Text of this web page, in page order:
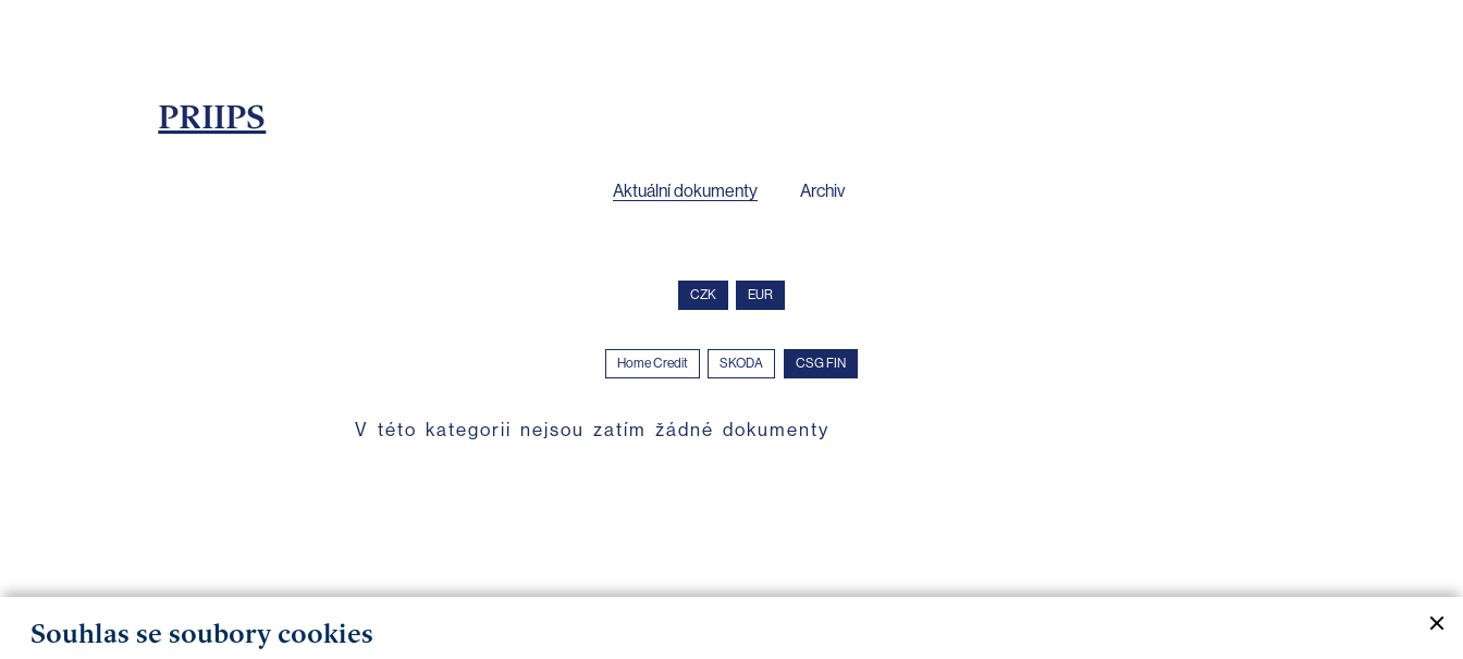
Souhlas se soubory cookies
PRIIPS
Aktuální dokumenty Archiv
CZK EUR
Home Credit SKODA CSG FIN
V této kategorii nejsou zatím žádné dokumenty